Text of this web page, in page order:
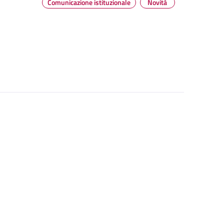
Comunicazione istituzionale Novità